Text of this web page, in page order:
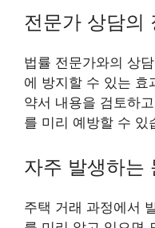
전문가 상담의
법률 전문가와의 상
에 방지할 수 있는 효
약서 내용을 검토하
를 미리 예방할 수 있
자주 발생하는
주택 거래 과정에서